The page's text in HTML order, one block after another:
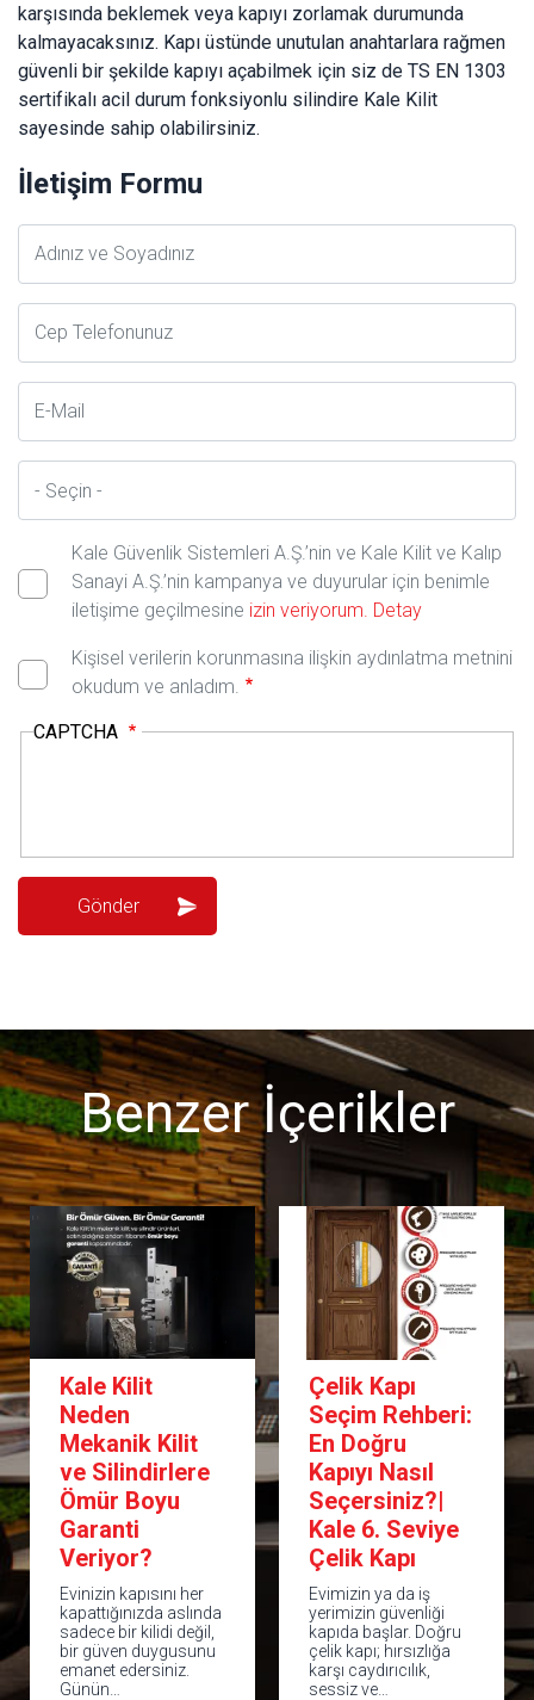
karşısında beklemek veya kapıyı zorlamak durumunda
kalmayacaksınız. Kapı üstünde unutulan anahtarlara rağmen
güvenli bir şekilde kapıyı açabilmek için siz de TS EN 1303
sertifikalı acil durum fonksiyonlu silindire Kale Kilit
sayesinde sahip olabilirsiniz.
İletişim Formu
Adsoyad
Telefon
E-
Posta
İl
Kale Güvenlik Sistemleri A.Ş.’nin ve Kale Kilit ve Kalıp
Sanayi A.Ş.’nin kampanya ve duyurular için benimle
iletişime geçilmesine izin veriyorum. Detay
Kişisel verilerin korunmasına ilişkin aydınlatma metnini
okudum ve anladım.
CAPTCHA
Benzer İçerikler
Kale Kilit
Neden
Mekanik Kilit
ve Silindirlere
Ömür Boyu
Garanti
Veriyor?
Evinizin kapısını her
kapattığınızda aslında
sadece bir kilidi değil,
bir güven duygusunu
emanet edersiniz.
Günün…
Çelik Kapı
Seçim Rehberi:
En Doğru
Kapıyı Nasıl
Seçersiniz?|
Kale 6. Seviye
Çelik Kapı
Evimizin ya da iş
yerimizin güvenliği
kapıda başlar. Doğru
çelik kapı; hırsızlığa
karşı caydırıcılık,
sessiz ve…